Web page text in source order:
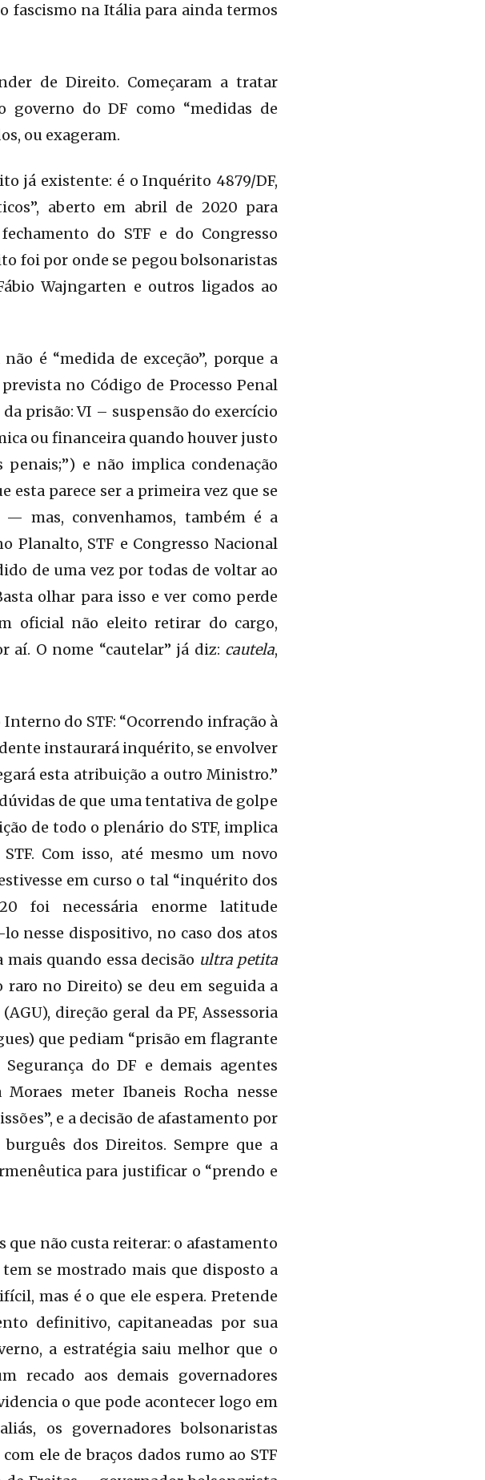
fascismo na Itália para ainda termos
de Direito. Começaram a tratar
governo do DF como “medidas de
ou exageram.
já existente: é o Inquérito 4879/DF,
aberto em abril de 2020 para
do STF e do Congresso
foi por onde se pegou bolsonaristas
Wajngarten e outros ligados ao
é “medida de exceção”, porque a
no Código de Processo Penal
da prisão: VI – suspensão do exercício
ou financeira quando houver justo
e não implica condenação
esta parece ser a primeira vez que se
mas, convenhamos, também é a
Planalto, STF e Congresso Nacional
de uma vez por todas de voltar ao
olhar para isso e ver como perde
oficial não eleito retirar do cargo,
aí. O nome “cautelar” já diz: cautela,
do STF: “Ocorrendo infração à
instaurará inquérito, se envolver
esta atribuição a outro Ministro.”
de que uma tentativa de golpe
de todo o plenário do STF, implica
Com isso, até mesmo um novo
em curso o tal “inquérito dos
foi necessária enorme latitude
nesse dispositivo, no caso dos atos
quando essa decisão ultra petita
no Direito) se deu em seguida a
direção geral da PF, Assessoria
que pediam “prisão em flagrante
do DF e demais agentes
meter Ibaneis Rocha nesse
e a decisão de afastamento por
dos Direitos. Sempre que a
para justificar o “prendo e
que não custa reiterar: o afastamento
se mostrado mais que disposto a
mas é o que ele espera. Pretende
definitivo, capitaneadas por sua
a estratégia saiu melhor que o
recado aos demais governadores
o que pode acontecer logo em
os governadores bolsonaristas
ele de braços dados rumo ao STF